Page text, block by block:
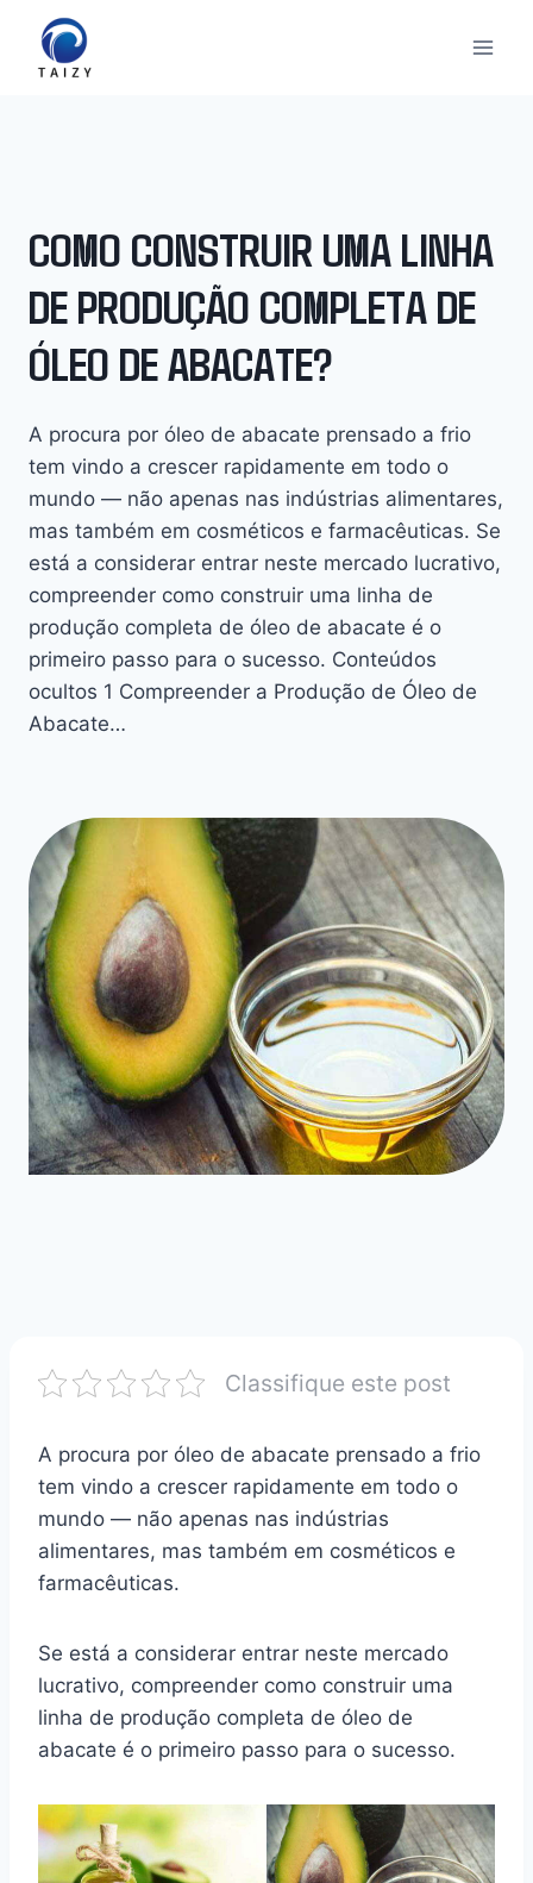
content
COMO CONSTRUIR UMA LINHA
DE PRODUÇÃO COMPLETA DE
ÓLEO DE ABACATE?
A procura por óleo de abacate prensado a frio
tem vindo a crescer rapidamente em todo o
mundo — não apenas nas indústrias alimentares,
mas também em cosméticos e farmacêuticas. Se
está a considerar entrar neste mercado lucrativo,
compreender como construir uma linha de
produção completa de óleo de abacate é o
primeiro passo para o sucesso. Conteúdos
ocultos 1 Compreender a Produção de Óleo de
Abacate…
Classifique este post
A procura por óleo de abacate prensado a frio
tem vindo a crescer rapidamente em todo o
mundo — não apenas nas indústrias
alimentares, mas também em cosméticos e
farmacêuticas.
Se está a considerar entrar neste mercado
lucrativo, compreender como construir uma
linha de produção completa de óleo de
abacate é o primeiro passo para o sucesso.